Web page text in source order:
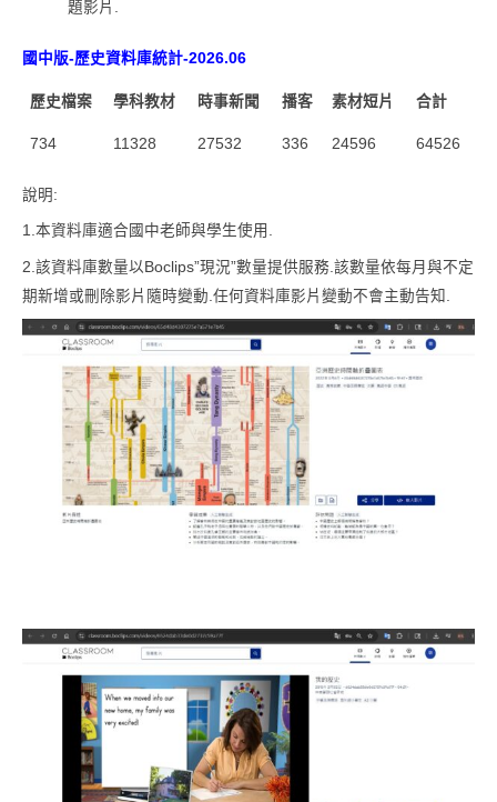
題影片.
國中版-歷史資料庫統計-2026.06
歷史檔案 學科教材 時事新聞 播客 素材短片 合計
734 11328 27532 336 24596 64526
說明:
1.本資料庫適合國中老師與學生使用.
2.該資料庫數量以Boclips”現況”數量提供服務.該數量依每月與不定
期新增或刪除影片隨時變動.任何資料庫影片變動不會主動告知.